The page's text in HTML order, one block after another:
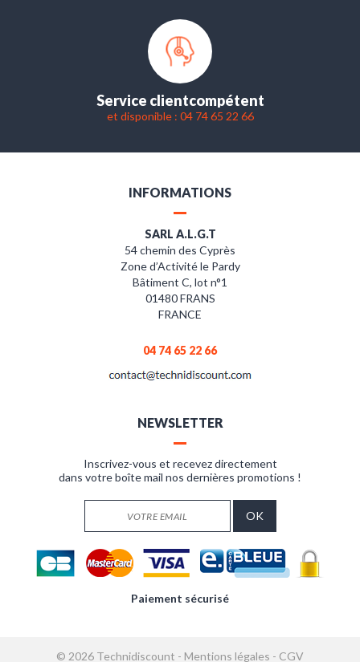
Service clientcompétent
et disponible : 04 74 65 22 66
INFORMATIONS
SARL A.L.G.T
54 chemin des Cyprès
Zone d’Activité le Pardy
Bâtiment C, lot n°1
01480 FRANS
FRANCE
04 74 65 22 66
NEWSLETTER
Inscrivez-vous et recevez directement
dans votre boîte mail nos dernières promotions !
Paiement sécurisé
© 2026 Technidiscount - Mentions légales - CGV